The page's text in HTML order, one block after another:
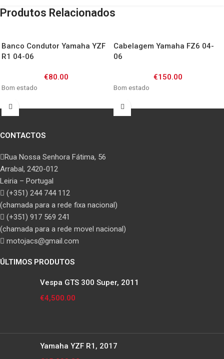
Produtos Relacionados
Banco Condutor Yamaha YZF
R1 04-06
€80.00
Bom estado
Cabelagem Yamaha FZ6 04-
06
€150.00
Bom estado
CONTACTOS
Rua Nossa Senhora Fátima, 56
Arrabal, 2420-012
Leiria – Portugal
(+351) 244 744 112
(chamada para a rede fixa nacional)
(+351) 917 569 241
(chamada para a rede movel nacional)
motojacs@gmail.com
ÚLTIMOS PRODUTOS
Vespa GTS 300 Super, 2011
€4,500.00
Yamaha YZF R1, 2017